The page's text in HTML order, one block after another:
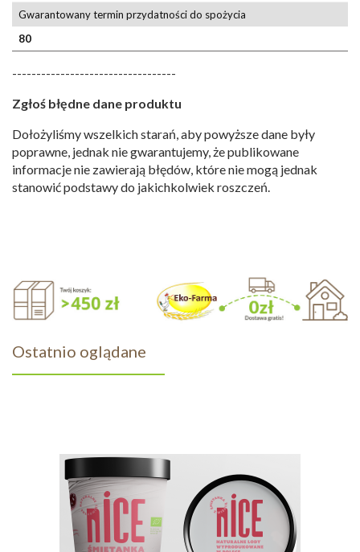
Gwarantowany termin przydatności do spożycia
80
----------------------------------
Zgłoś błędne dane produktu
Dołożyliśmy wszelkich starań, aby powyższe dane były
poprawne, jednak nie gwarantujemy, że publikowane
informacje nie zawierają błędów, które nie mogą jednak
stanowić podstawy do jakichkolwiek roszczeń.
Ostatnio oglądane